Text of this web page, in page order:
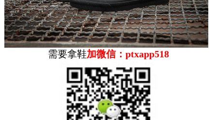
需要拿鞋加微信：ptxapp518
VANS1966元限定OLD SKOOL 白色
1966元年OG鞋型 后跟做了字符别注 对于
OLDSKOOL爱好者来说 这是必备式样 配色也如
元年原色 鞋垫，鞋舌分...
2018-09-04